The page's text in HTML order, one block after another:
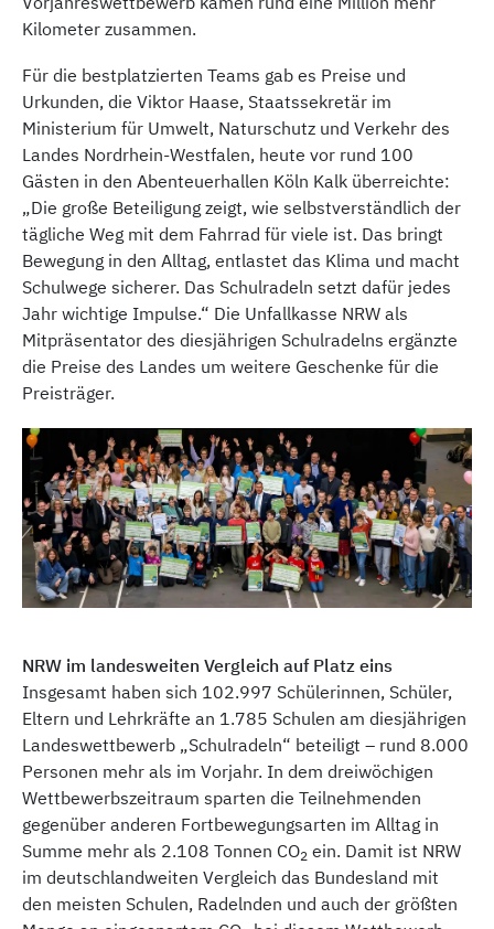
Kilometer zusammen.
Für die bestplatzierten Teams gab es Preise und
Urkunden, die Viktor Haase, Staatssekretär im
Ministerium für Umwelt, Naturschutz und Verkehr des
Landes Nordrhein-Westfalen, heute vor rund 100
Gästen in den Abenteuerhallen Köln Kalk überreichte:
„Die große Beteiligung zeigt, wie selbstverständlich der
tägliche Weg mit dem Fahrrad für viele ist. Das bringt
Bewegung in den Alltag, entlastet das Klima und macht
Schulwege sicherer. Das Schulradeln setzt dafür jedes
Jahr wichtige Impulse.“ Die Unfallkasse NRW als
Mitpräsentator des diesjährigen Schulradelns ergänzte
die Preise des Landes um weitere Geschenke für die
Preisträger.
NRW im landesweiten Vergleich auf Platz eins
Insgesamt haben sich 102.997 Schülerinnen, Schüler,
Eltern und Lehrkräfte an 1.785 Schulen am diesjährigen
Landeswettbewerb „Schulradeln“ beteiligt – rund 8.000
Personen mehr als im Vorjahr. In dem dreiwöchigen
Wettbewerbszeitraum sparten die Teilnehmenden
gegenüber anderen Fortbewegungsarten im Alltag in
Summe mehr als 2.108 Tonnen CO2 ein. Damit ist NRW
im deutschlandweiten Vergleich das Bundesland mit
den meisten Schulen, Radelnden und auch der größten